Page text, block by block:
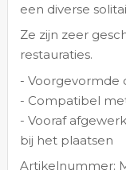
een diverse
Ze zijn zeer
restauraties.
- Voorgevormde
- Compatibel
- Vooraf
bij het plaatsen
Artikelnummer: